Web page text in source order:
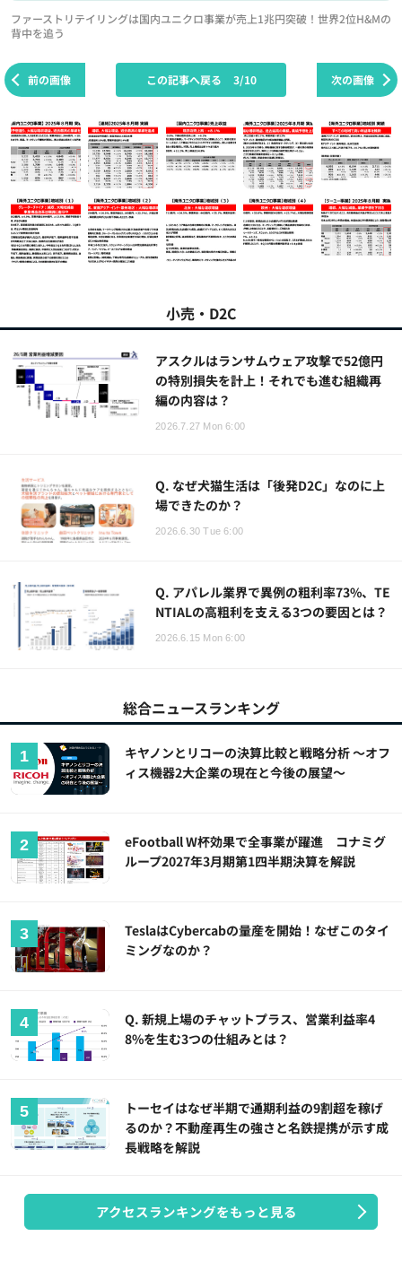
ファーストリテイリングは国内ユニクロ事業が売上1兆円突破！世界2位H&Mの
背中を追う
前の画像 次の画像
この記事へ戻る 3/10
小売・D2C
アスクルはランサムウェア攻撃で52億円
の特別損失を計上！それでも進む組織再
編の内容は？
2026.7.27 Mon 6:00
Q. なぜ犬猫生活は「後発D2C」なのに上
場できたのか？
2026.6.30 Tue 6:00
Q. アパレル業界で異例の粗利率73%、TE
NTIALの高粗利を支える3つの要因とは？
2026.6.15 Mon 6:00
総合ニュースランキング
キヤノンとリコーの決算比較と戦略分析 ～オフ
ィス機器2大企業の現在と今後の展望～
eFootball W杯効果で全事業が躍進 コナミグ
ループ2027年3月期第1四半期決算を解説
TeslaはCybercabの量産を開始！なぜこのタイ
ミングなのか？
Q. 新規上場のチャットプラス、営業利益率4
8%を生む3つの仕組みとは？
トーセイはなぜ半期で通期利益の9割超を稼げ
るのか？不動産再生の強さと名鉄提携が示す成
長戦略を解説
アクセスランキングをもっと見る